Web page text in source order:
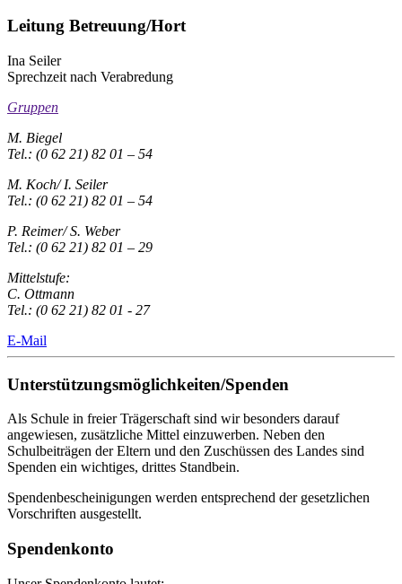
Leitung Betreuung/Hort
Ina Seiler
Sprechzeit nach Verabredung
Gruppen
M. Biegel
Tel.: (0 62 21) 82 01 – 54
M. Koch/ I. Seiler
Tel.: (0 62 21) 82 01 – 54
P. Reimer/ S. Weber
Tel.: (0 62 21) 82 01 – 29
Mittelstufe:
C. Ottmann
Tel.: (0 62 21) 82 01 - 27
E-Mail
Unterstützungsmöglichkeiten/Spenden
Als Schule in freier Trägerschaft sind wir besonders darauf
angewiesen, zusätzliche Mittel einzuwerben. Neben den
Schulbeiträgen der Eltern und den Zuschüssen des Landes sind
Spenden ein wichtiges, drittes Standbein.
Spendenbescheinigungen werden entsprechend der gesetzlichen
Vorschriften ausgestellt.
Spendenkonto